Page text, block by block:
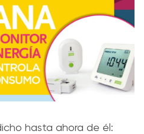
hasta ahora de él: